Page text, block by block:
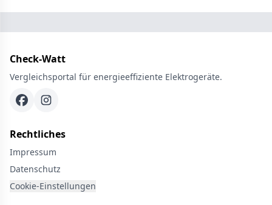
Check-Watt
Vergleichsportal für energieeffiziente Elektrogeräte.
Rechtliches
Impressum
Datenschutz
Cookie-Einstellungen